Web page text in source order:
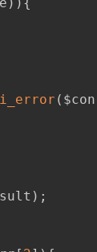
( $con
) ;